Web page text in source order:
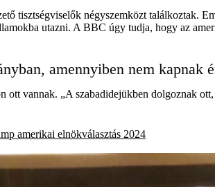
tisztségviselők négyszemközt találkoztak.
utazni. A BBC úgy tudja, hogy az
amennyiben nem kapnak
vannak. „A szabadidejükben dolgoznak
amerikai elnökválasztás 2024